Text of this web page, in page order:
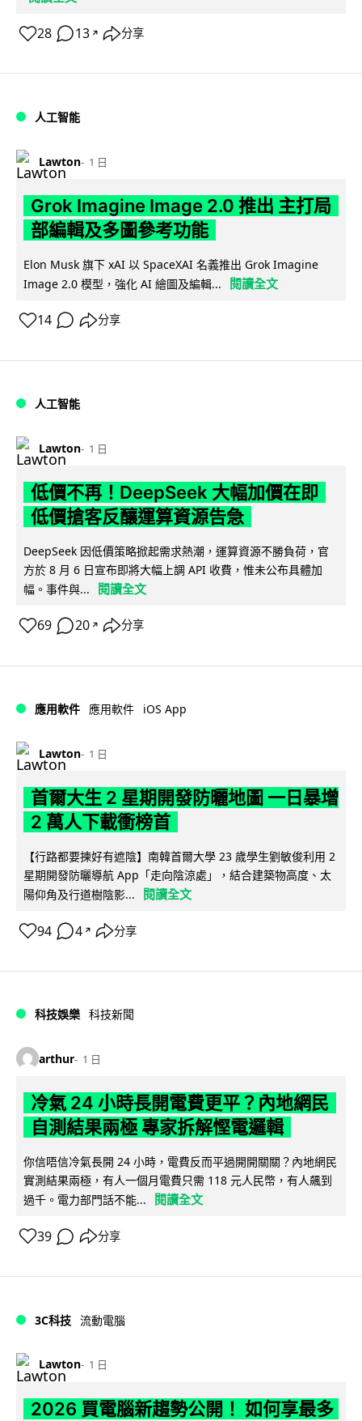
28 13 ↗ 分享
人工智能
Lawton 1 日
Grok Imagine Image 2.0 推出 主打局
部編輯及多圖參考功能
Elon Musk 旗下 xAI 以 SpaceXAI 名義推出 Grok Imagine
Image 2.0 模型，強化 AI 繪圖及編輯...
閱讀全文
14 分享
人工智能
Lawton 1 日
低價不再！DeepSeek 大幅加價在即
低價搶客反釀運算資源告急
DeepSeek 因低價策略掀起需求熱潮，運算資源不勝負荷，官
方於 8 月 6 日宣布即將大幅上調 API 收費，惟未公布具體加
幅。事件與...
閱讀全文
69 20 ↗ 分享
應用軟件 應用軟件 iOS App
Lawton 1 日
首爾大生 2 星期開發防曬地圖 一日暴增
2 萬人下載衝榜首
【行路都要揀好有遮陰】南韓首爾大學 23 歲學生劉敏俊利用 2
星期開發防曬導航 App「走向陰涼處」，結合建築物高度、太
陽仰角及行道樹陰影...
閱讀全文
94 4 ↗ 分享
科技娛樂 科技新聞
arthur 1 日
冷氣 24 小時長開電費更平？內地網民
自測結果兩極 專家拆解慳電邏輯
你信唔信冷氣長開 24 小時，電費反而平過開開關關？內地網民
實測結果兩極，有人一個月電費只需 118 元人民幣，有人飆到
過千。電力部門話不能...
閱讀全文
39 分享
3C科技 流動電腦
Lawton 1 日
2026 買電腦新趨勢公開！ 如何享最多